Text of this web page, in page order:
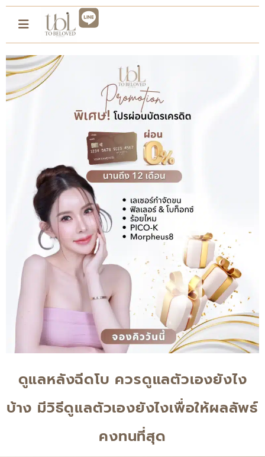
ดูแลหลังฉีดโบ ควรดูแลตัวเองยังไง
บ้าง มีวิธีดูแลตัวเองยังไงเพื่อให้ผลลัพธ์
คงทนที่สุด